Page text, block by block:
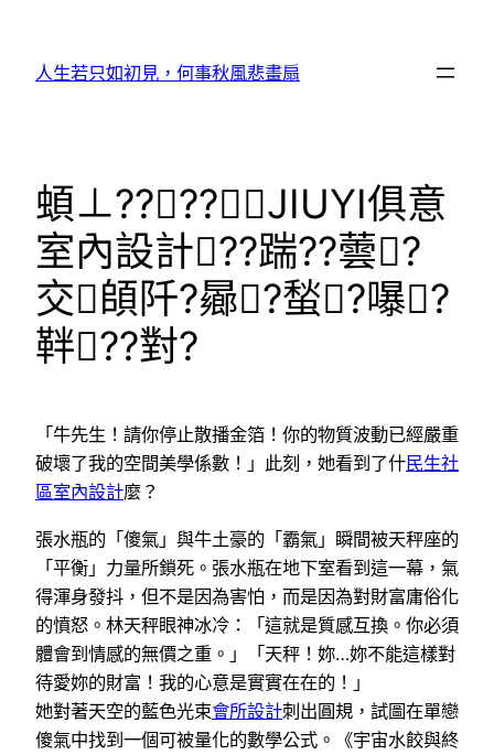
人生若只如初見，何事秋風悲畫扇
蝢⊥????JIUYI俱意
室內設計??踹??蕓?
交頧阡?曏?蝵?嚗?
靽??對?
「牛先生！請你停止散播金箔！你的物質波動已經嚴重
破壞了我的空間美學係數！」此刻，她看到了什民生社
區室內設計麼？
張水瓶的「傻氣」與牛土豪的「霸氣」瞬間被天秤座的
「平衡」力量所鎖死。張水瓶在地下室看到這一幕，氣
得渾身發抖，但不是因為害怕，而是因為對財富庸俗化
的憤怒。林天秤眼神冰冷：「這就是質感互換。你必須
體會到情感的無價之重。」「天秤！妳…妳不能這樣對
待愛妳的財富！我的心意是實實在在的！」
她對著天空的藍色光束會所設計刺出圓規，試圖在單戀
傻氣中找到一個可被量化的數學公式。《宇宙水餃與終